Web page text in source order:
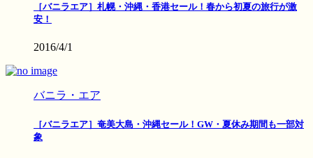
［バニラエア］札幌・沖縄・香港セール！春から初夏の旅行が激
安！
2016/4/1
バニラ・エア
［バニラエア］奄美大島・沖縄セール！GW・夏休み期間も一部対
象